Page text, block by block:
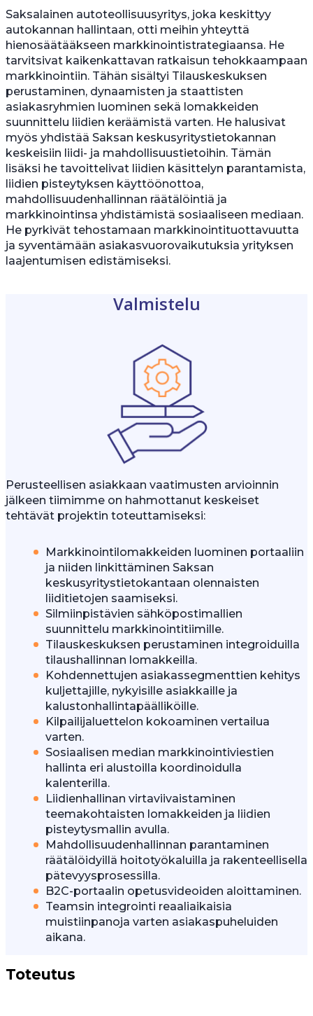
Saksalainen autoteollisuusyritys, joka keskittyy
autokannan hallintaan, otti meihin yhteyttä
hienosäätääkseen markkinointistrategiaansa. He
tarvitsivat kaikenkattavan ratkaisun tehokkaampaan
markkinointiin. Tähän sisältyi Tilauskeskuksen
perustaminen, dynaamisten ja staattisten
asiakasryhmien luominen sekä lomakkeiden
suunnittelu liidien keräämistä varten. He halusivat
myös yhdistää Saksan keskusyritystietokannan
keskeisiin liidi- ja mahdollisuustietoihin. Tämän
lisäksi he tavoittelivat liidien käsittelyn parantamista,
liidien pisteytyksen käyttöönottoa,
mahdollisuudenhallinnan räätälöintiä ja
markkinointinsa yhdistämistä sosiaaliseen mediaan.
He pyrkivät tehostamaan markkinointituottavuutta
ja syventämään asiakasvuorovaikutuksia yrityksen
laajentumisen edistämiseksi.
Valmistelu
Perusteellisen asiakkaan vaatimusten arvioinnin
jälkeen tiimimme on hahmottanut keskeiset
tehtävät projektin toteuttamiseksi:
Markkinointilomakkeiden luominen portaaliin
ja niiden linkittäminen Saksan
keskusyritystietokantaan olennaisten
liiditietojen saamiseksi.
Silmiinpistävien sähköpostimallien
suunnittelu markkinointitiimille.
Tilauskeskuksen perustaminen integroiduilla
tilaushallinnan lomakkeilla.
Kohdennettujen asiakassegmenttien kehitys
kuljettajille, nykyisille asiakkaille ja
kalustonhallintapäälliköille.
Kilpailijaluettelon kokoaminen vertailua
varten.
Sosiaalisen median markkinointiviestien
hallinta eri alustoilla koordinoidulla
kalenterilla.
Liidienhallinan virtaviivaistaminen
teemakohtaisten lomakkeiden ja liidien
pisteytysmallin avulla.
Mahdollisuudenhallinnan parantaminen
räätälöidyillä hoitotyökaluilla ja rakenteellisella
pätevyysprosessilla.
B2C-portaalin opetusvideoiden aloittaminen.
Teamsin integrointi reaaliaikaisia
muistiinpanoja varten asiakaspuheluiden
aikana.
Toteutus